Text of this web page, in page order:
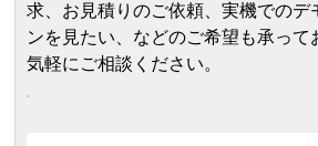
求、お見積りのご依頼、実機でのデ
ンを見たい、などのご希望も承って
気軽にご相談ください。